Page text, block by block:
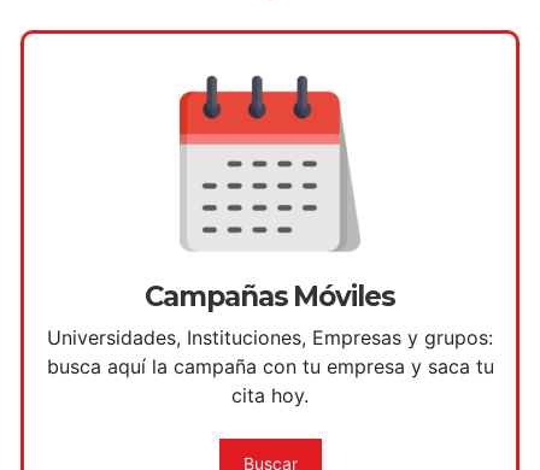
Campañas Móviles
Universidades, Instituciones, Empresas y grupos:
busca aquí la campaña con tu empresa y saca tu
cita hoy.
Buscar